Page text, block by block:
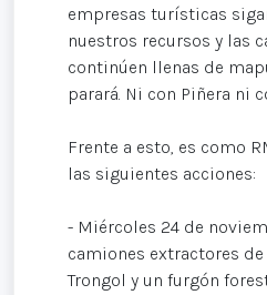
empresas turísticas
nuestros recursos y las
continúen llenas de
parará. Ni con Piñera ni
Frente a esto, es como
las siguientes acciones:
- Miércoles 24 de
camiones extractores
Trongol y un furgón